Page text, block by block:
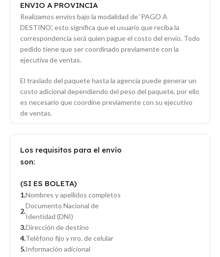
ENVIO A PROVINCIA
Realizamos envíos bajo la modalidad de ‘PAGO A
DESTINO’, esto significa que el usuario que reciba la
correspondencia será quien pague el costo del envío. Todo
pedido tiene que ser coordinado previamente con la
ejecutiva de ventas.
El traslado del paquete hasta la agencia puede generar un
costo adicional dependiendo del peso del paquete, por ello
es necesario que coordine previamente con su ejecutivo
de ventas.
Los requisitos para el envío
son:
(SI ES BOLETA)
Nombres y apellidos completos
Documento Nacional de
Identidad (DNI)
Dirección de destino
Teléfono fijo y nro. de celular
Información adicional